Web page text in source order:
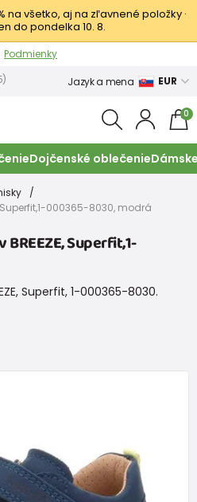
na všetko, aj na zľavnené položky ·
do pondelka 10. 8.
Podmienky
Jazyk a mena EUR
0
Dojčenské oblečenie
Superfit,1-000365-8030, modrá
Superfit,1-
Superfit, 1-000365-8030.